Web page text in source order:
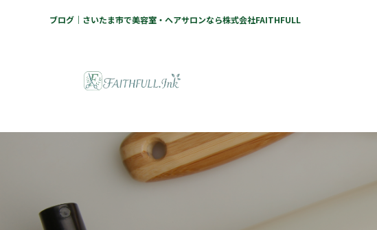
ブログ｜さいたま市で美容室・ヘアサロンなら株式会社FAITHFULL